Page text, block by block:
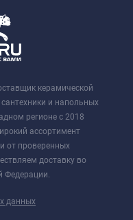
керамической
и напольных
регионе с 2018
ассортимент
от проверенных
доставку во
Федерации.
данных